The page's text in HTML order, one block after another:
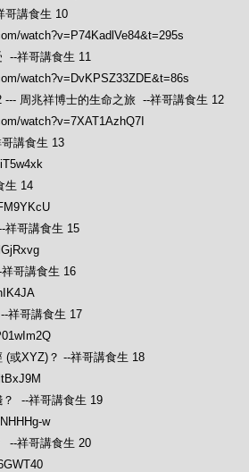
哥講食生 10
watch?v=P74KadlVe84&t=295s
--祥哥講食生 11
watch?v=DvKPSZ33ZDE&t=86s
--- 周兆祥博士的生命之旅 --祥哥講食生 12
watch?v=7XAT1AzhQ7I
講食生 13
生 14
祥哥講食生 15
哥講食生 16
祥哥講食生 17
(或XYZ)？ --祥哥講食生 18
--祥哥講食生 19
w
--祥哥講食生 20